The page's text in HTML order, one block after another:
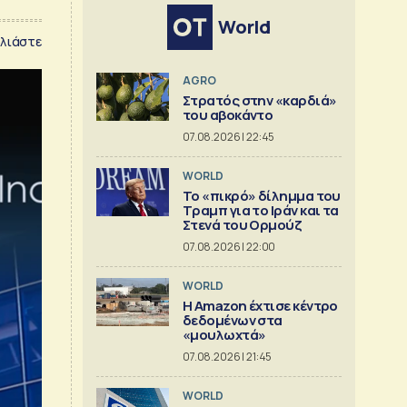
World
AGRO
Στρατός στην «καρδιά»
του αβοκάντο
07.08.2026 | 22:45
WORLD
Το «πικρό» δίλημμα του
Τραμπ για το Ιράν και τα
Στενά του Ορμούζ
07.08.2026 | 22:00
WORLD
Η Amazon έχτισε κέντρο
δεδομένων στα
«μουλωχτά»
07.08.2026 | 21:45
WORLD